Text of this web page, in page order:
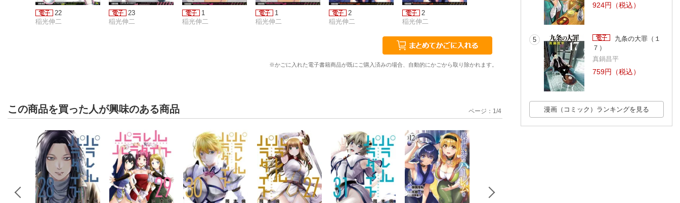
22
稲光伸二
23
稲光伸二
1
稲光伸二
1
稲光伸二
2
稲光伸二
2
稲光伸二
3
稲光伸二
※かごに入れた電子書籍商品が既にご購入済みの場合、自動的にかごから取り除かれます。
この商品を買った人が興味のある商品 ページ： 1/4
924円（税込）
5
九条の大罪（１
７）
真鍋昌平
759円（税込）
漫画（コミック）ランキングを見る